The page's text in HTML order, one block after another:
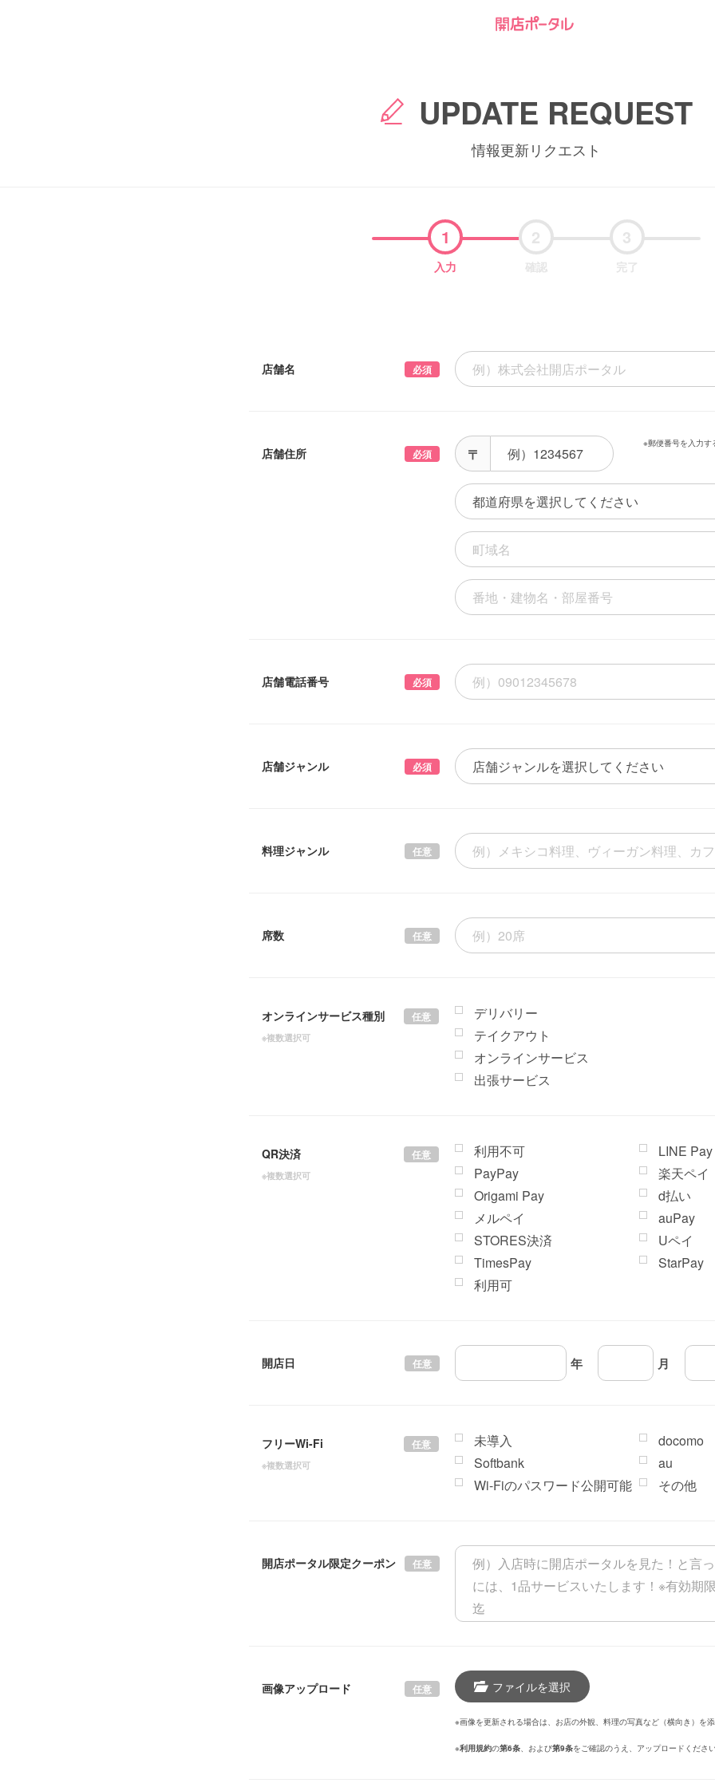
UPDATE REQUEST
情報更新リクエスト
1
入力
2
確認
3
完了
店舗名 必須
店舗住所 必須
※郵便番号を入力す
店舗電話番号 必須
店舗ジャンル 必須
料理ジャンル 任意
席数 任意
オンラインサービス種別 任意
※複数選択可
デリバリー
テイクアウト
オンラインサービス
出張サービス
QR決済 任意
※複数選択可
利用不可
LINE Pay
PayPay
楽天ペイ
Origami Pay
d払い
メルペイ
auPay
STORES決済
Uペイ
TimesPay
StarPay
利用可
開店日 任意 年 月
フリーWi-Fi 任意
※複数選択可
未導入
docomo
Softbank
au
Wi-Fiのパスワード公開可能
その他
開店ポータル限定クーポン 任意
画像アップロード 任意 ファイルを選択
※画像を更新される場合は、お店の外観、料理の写真など（横向き）を
※利用規約の第6条、および第9条をご確認のうえ、アップロードくださ